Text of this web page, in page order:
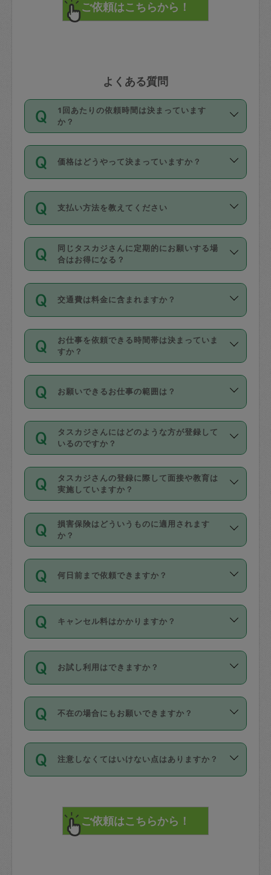
よくある質問
1回あたりの依頼時間は決まっています
か？
依頼1回につき3時間固定です。3時間を
超えて依頼したい場合は、延長機能をご
利用ください。機能をご利用いただくに
の上事前申請することが必要です。な
お、3時間を下回っても、値引き等はござ
いません。
価格はどうやって決まっていますか？
11種類の価格帯の中からタスカジさん自
身が価格を選んで設定しています。
タスカジさんの価格設定には最初は制限
があり、レビュー件数、レビューの平均
値、などで除々に設定可能な最高額が上
がっていく仕組みになっています。
支払い方法を教えてください
お支払方法はクレジットカード（Visa／
Master／JCB／AMERICAN EXPRESS／
Diners Club）のみとなります。
を行う際にご入力ください。プロフィー
ル登録時にはご入力いただかなくても大
丈夫です。
デビットカード・プリペイドカード（Vプ
リカ、au WALLETなど）は支払にはご利
銀行振込や現金払いも対応していませ
なお、タスカジさんの交通費も、依頼料
金のご請求と合わせてお支払いとなりま
動計算で表示されます。
同じタスカジさんに定期的にお願いする場
合はお得になる？
依頼には「スポット」と「定期（毎週｜
隔週）」があり、「定期」の依頼は「ス
ポット」よりお得な料金でご利用できま
す。
定期の最低利用回数は設けていない代わ
りに、一定数を超えたキャンセルは有償
（例：毎週定期の場合は３回以上のキャ
ンセルが有償（1200円、隔週定期の場合
は２回以上のキャンセルが有償（1200
交通費は料金に含まれますか？
交通費は依頼料金とは別途発生し、依頼
料金のご請求と合わせてお支払いとなり
ます。交通費の金額は「依頼の詳細」に
お仕事を依頼できる時間帯は決まっていま
すか？
時間帯は3種類あります。いずれも１回あ
たり３時間です。
・ＡＭ ９時～１２時
・ＰＭ １３時～１６時
・夜 １８時～２１時
開始時間を２時間前後変更することが可
能です。依頼送信後、個別にタスカジさ
んにメッセージを送り調整してくださ
い。ただし、２時間を越えての調整はで
時間も被らない場合、損害保険の対象外
お願いできるお仕事の範囲は？
掃除、整理収納、洗濯、買い物、料理、
作り置きです。タスカジさんによってで
きる仕事の範囲が異なりますので、依頼
する前にタスカジさんのプロフィールで
確認してください。
基本的に、高所での作業や危険作業、屋
外での作業は対象外です。
タスカジさんにはどのような方が登録して
いるのですか？
主婦として長年の家事経験をお持ちの
方、栄養士・調理師といった資格者で保
育園や学校の給食やレストランで料理関
係の専門職に従事されていた方、日本で
すでにハウスキーパーや英語の先生とし
てお仕事をしているフィリピン出身の
社員など様々なバックグラウンドの方が
登録しています。
日本語も話せる方など様々です。
ールに記載していますので、各自の得意
を依頼してください。
タスカジさんの登録に際して面接や教育は
実施していますか？
応募の際に、各自事務局との面接と説明
を行っています。その後、身分証明書の
写真提出をしていただいています。外国
確認しています。タスカジさんトレーニ
ング動画を使ったセルフトレーニングの
現場トライアルを受け、合格したタスカ
ジさんが活動されています。
※テストセンターの講評は１件目のレビュ
参考
【詳細】タスカジさんの登録に際
損害保険はどういうものに適用されます
か？
依頼者とタスカジさんとの間でタスカジ
を通して成立した作業時間内での作業に
適用されます。作業範囲は、掃除、洗
です。作業中に物を壊したり、人にけが
をさせたりした場合が対象で、補償金額
す。
写真を撮り、
詳細FAQ：
損害賠償保険について教えて
何日前まで依頼できますか？
ご依頼は、現在を起点に3日後（72時間
以降）の日時から受付可能となっていま
す。
タスカジさんへ「募集」をかけることが
可能です。
キャンセル料はかかりますか？
キャンセル料には、以下の2種類がありま
す。
1. 直前キャンセル（定期、スポット契約
共通）
72時間を超える※と、以下のキャンセル
料が発生します。
直前キャンセル料：
72時間前〜24時間前＝依頼料金の50%
お試し利用はできますか？
「お試し利用」というメニューはありま
せんが、「一回のみ」依頼を活用するこ
とによって、気に入ったタスカジさんを
まず、条件の合う気になるタスカジさ
みてください。
その後、一番気に入ったタスカジさんに
不在の場合にもお願いできますか？
不在の場合の作業はタスカジさんの同意
が必要です。数回の依頼ののち、タスカ
ジさんと依頼者の間で十分な信頼関係が
てください。
不在時に部屋に入るためにタスカジさん
注意しなくてはいけない点はありますか？
で、必ず鍵のかかるロッカーや金庫に入
れて依頼者の責任の元管理するよう心掛
けてください。